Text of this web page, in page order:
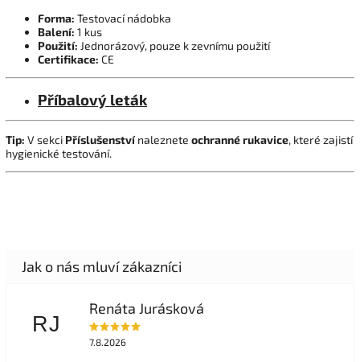
Forma: Testovací nádobka
Balení: 1 kus
Použití: Jednorázový, pouze k zevnímu použití
Certifikace: CE
Příbalový leták
Tip: V sekci Příslušenstvínaleznete ochranné rukavice, které zajistí
hygienické testování.
RJ
Renáta Jurásková
7.8.2026